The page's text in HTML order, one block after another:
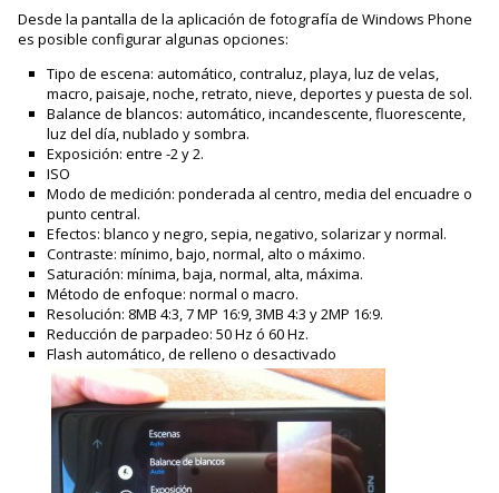
Desde la pantalla de la aplicación de fotografía de Windows Phone
es posible configurar algunas opciones:
Tipo de escena: automático, contraluz, playa, luz de velas,
macro, paisaje, noche, retrato, nieve, deportes y puesta de sol.
Balance de blancos: automático, incandescente, fluorescente,
luz del día, nublado y sombra.
Exposición: entre -2 y 2.
ISO
Modo de medición: ponderada al centro, media del encuadre o
punto central.
Efectos: blanco y negro, sepia, negativo, solarizar y normal.
Contraste: mínimo, bajo, normal, alto o máximo.
Saturación: mínima, baja, normal, alta, máxima.
Método de enfoque: normal o macro.
Resolución: 8MB 4:3, 7 MP 16:9, 3MB 4:3 y 2MP 16:9.
Reducción de parpadeo: 50 Hz ó 60 Hz.
Flash automático, de relleno o desactivado